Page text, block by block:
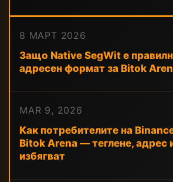
8 МАРТ 2026
Защо Native SegWit е
адресен формат за Bitok
MAR 9, 2026
Как потребителите на
Bitok Arena — теглене, адрес
избягват